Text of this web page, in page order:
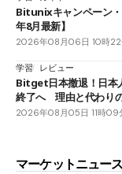
Bitunixキャンペーン
年8月最新】
2026年08月06日 10時
学習 レビュー
Bitget日本撤退！日本
終了へ 理由と代わり
2026年08月05日 11時09
マーケットニュース